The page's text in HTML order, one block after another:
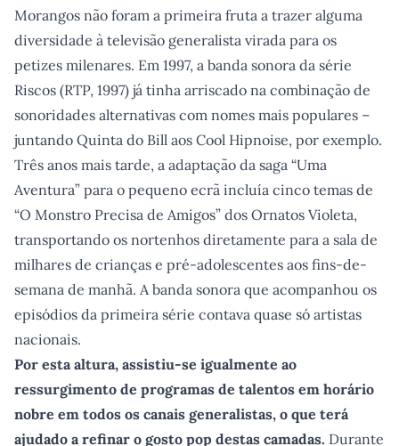
Morangos não foram a primeira fruta a trazer alguma
diversidade à televisão generalista virada para os
petizes milenares. Em 1997, a banda sonora da série
Riscos (RTP, 1997) já tinha arriscado na combinação de
sonoridades alternativas com nomes mais populares –
juntando Quinta do Bill aos Cool Hipnoise, por exemplo.
Três anos mais tarde, a adaptação da saga “Uma
Aventura” para o pequeno ecrã incluía cinco temas de
“O Monstro Precisa de Amigos” dos Ornatos Violeta,
transportando os nortenhos diretamente para a sala de
milhares de crianças e pré-adolescentes aos fins-de-
semana de manhã. A banda sonora que acompanhou os
episódios da primeira série contava quase só artistas
nacionais.
Por esta altura, assistiu-se igualmente ao
ressurgimento de programas de talentos em horário
nobre em todos os canais generalistas, o que terá
ajudado a refinar o gosto pop destas camadas. Durante